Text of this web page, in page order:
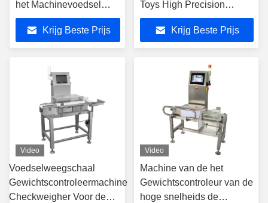
het Machinevoedsel
Industrieel Gewicht
controlerenKrijg Beste Prijs
Toys High Precision
Inspection Equipment
Gewichtscontrolemachine
Krijg Beste Prijs
Video
Voedselweegschaal
Gewichtscontroleermachine
Checkweigher Voor de
Video
Machine van de het
Gewichtscontroleur van de
hoge snelheids de